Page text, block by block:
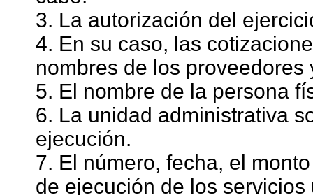
3. La autorización del
4. En su caso, las
nombres de los proveedores
5. El nombre de la persona
6. La unidad administrativa
ejecución.
7. El número, fecha, el
de ejecución de los servicios